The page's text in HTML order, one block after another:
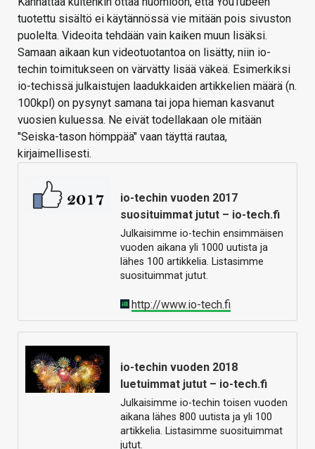
tuotettu sisältö ei käytännössä vie mitään pois sivuston
puolelta. Videoita tehdään vain kaiken muun lisäksi.
Samaan aikaan kun videotuotantoa on lisätty, niin io-
techin toimitukseen on värvätty lisää väkeä. Esimerkiksi
io-techissä julkaistujen laadukkaiden artikkelien määrä (n.
100kpl) on pysynyt samana tai jopa hieman kasvanut
vuosien kuluessa. Ne eivät todellakaan ole mitään
"Seiska-tason hömppää" vaan täyttä rautaa,
kirjaimellisesti.
io-techin vuoden 2017
suosituimmat jutut – io-tech.fi
Julkaisimme io-techin ensimmäisen
vuoden aikana yli 1000 uutista ja
lähes 100 artikkelia. Listasimme
suosituimmat jutut.
http://www.io-tech.fi
io-techin vuoden 2018
luetuimmat jutut – io-tech.fi
Julkaisimme io-techin toisen vuoden
aikana lähes 800 uutista ja yli 100
artikkelia. Listasimme suosituimmat
jutut.